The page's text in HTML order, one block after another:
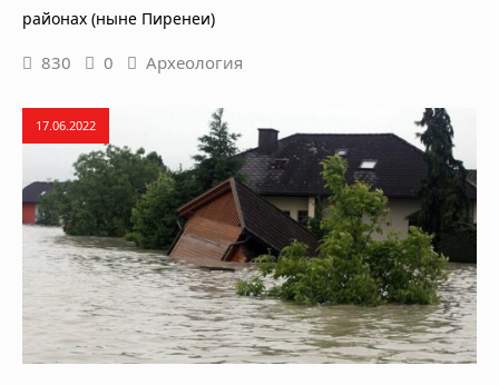
районах (ныне Пиренеи)
830 0 Археология
17.06.2022